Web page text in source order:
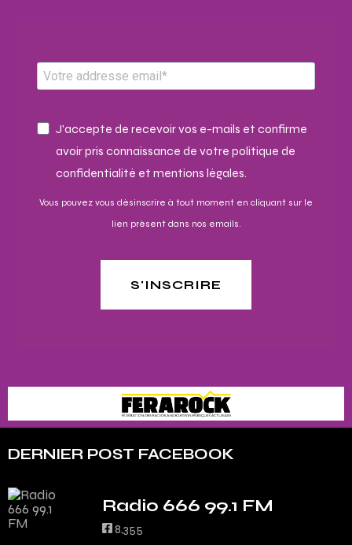
J'accepte de recevoir vos e-mails et confirme
avoir pris connaissance de votre politique de
confidentialité et mentions légales.
Vous pouvez vous désinscrire à tout moment en cliquant sur le
lien présent dans nos emails.
S'INSCRIRE
DERNIER POST FACEBOOK
Radio 666 99.1 FM
8,355